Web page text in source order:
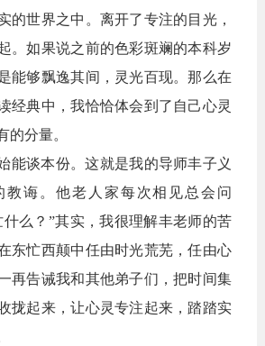
的世界之中。离开了专注的目光，
。如果说之前的色彩斑斓的本科岁
能够飘逸其间，灵光百现。那么在
经典中，我恰恰体会到了自己心灵
的分量。
能谈本份。这就是我的导师丰子义
教诲。他老人家每次相见总会问
么？”其实，我很理解丰老师的苦
东忙西颠中任由时光荒芜，任由心
再告诫我和其他弟子们，把时间集
拢起来，让心灵专注起来，踏踏实